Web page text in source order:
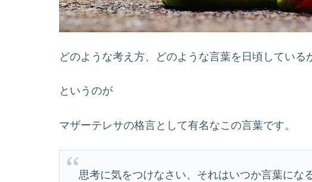
どのような考え方、どのような言葉を日頃している
というのが
マザーテレサの格言として有名なこの言葉です。
思考に気をつけなさい、それはいつか言葉にな